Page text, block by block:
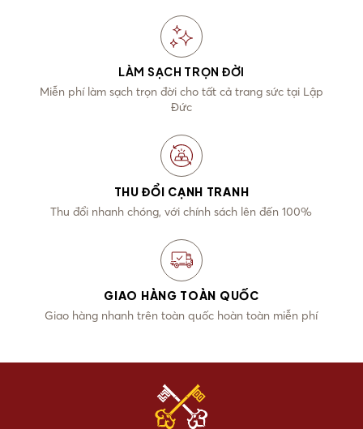
LÀM SẠCH TRỌN ĐỜI
Miễn phí làm sạch trọn đời cho tất cả trang sức tại Lập
Đức
THU ĐỔI CẠNH TRANH
Thu đổi nhanh chóng, với chính sách lên đến 100%
GIAO HÀNG TOÀN QUỐC
Giao hàng nhanh trên toàn quốc hoàn toàn miễn phí